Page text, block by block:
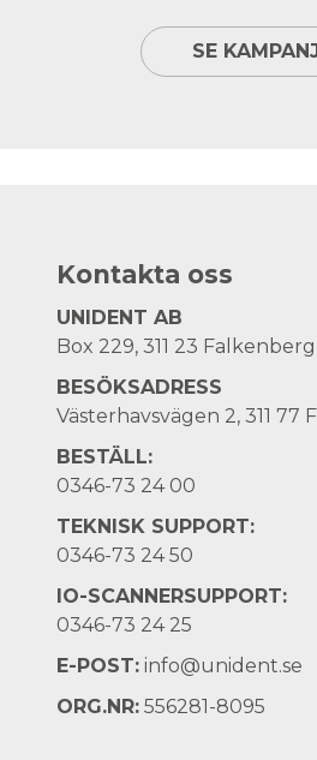
SE
Kontakta oss
UNIDENT AB
Box 229, 311 23 Falkenberg
BESÖKSADRESS
Västerhavsvägen 2, 311 77
BESTÄLL:
0346-73 24 00
TEKNISK SUPPORT:
0346-73 24 50
IO-SCANNERSUPPORT:
0346-73 24 25
E-POST: info@unident.se
ORG.NR: 556281-8095